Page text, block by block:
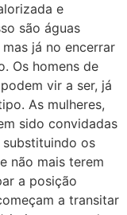
e
são águas
já no encerrar
Os homens de
vir a ser, já
As mulheres,
sido convidadas
os
não mais terem
a posição
a transitar